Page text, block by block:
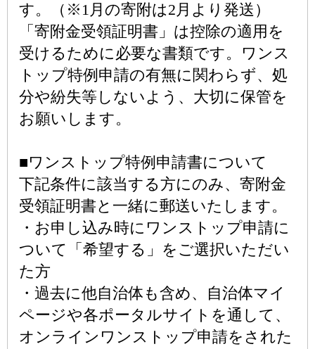
す。（※1月の寄附は2月より発送）
「寄附金受領証明書」は控除の適用を
受けるために必要な書類です。ワンス
トップ特例申請の有無に関わらず、処
分や紛失等しないよう、大切に保管を
お願いします。
■ワンストップ特例申請書について
下記条件に該当する方にのみ、寄附金
受領証明書と一緒に郵送いたします。
・お申し込み時にワンストップ申請に
ついて「希望する」をご選択いただい
た方
・過去に他自治体も含め、自治体マイ
ページや各ポータルサイトを通して、
オンラインワンストップ申請をされた